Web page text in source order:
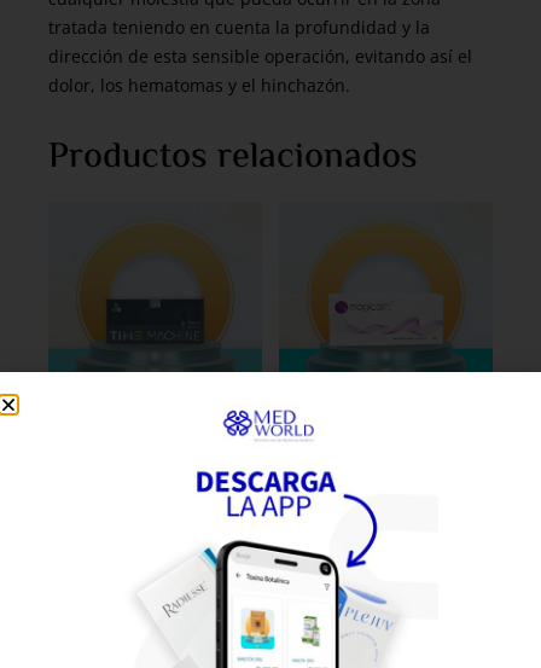
tratada teniendo en cuenta la profundidad y la
dirección de esta sensible operación, evitando así el
dolor, los hematomas y el hinchazón.
Productos relacionados
MICRO CANULA TIME
LIPOCANULA 30G X 25MM
MAGICALIFT
$1,490.00
Añadir al carrito